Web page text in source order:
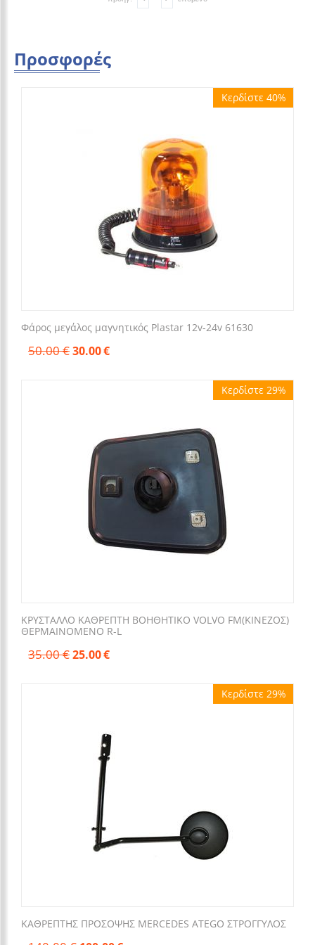
Προσφορές
Κερδίστε 40%
Φάρος μεγάλος μαγνητικός Plastar 12v-24v 61630
50.00€30.00€
Κερδίστε 29%
ΚΡΥΣΤΑΛΛΟ ΚΑΘΡΕΠΤΗ BOHΘΗΤΙΚΟ VOLVO FM(KINEZOΣ)
ΘΕΡΜΑΙΝΟΜΕΝΟ R-L
35.00€25.00€
Κερδίστε 29%
ΚΑΘΡΕΠΤΗΣ ΠΡΟΣΟΨΗΣ MERCEDES ATEGO ΣΤΡΟΓΓΥΛΟΣ